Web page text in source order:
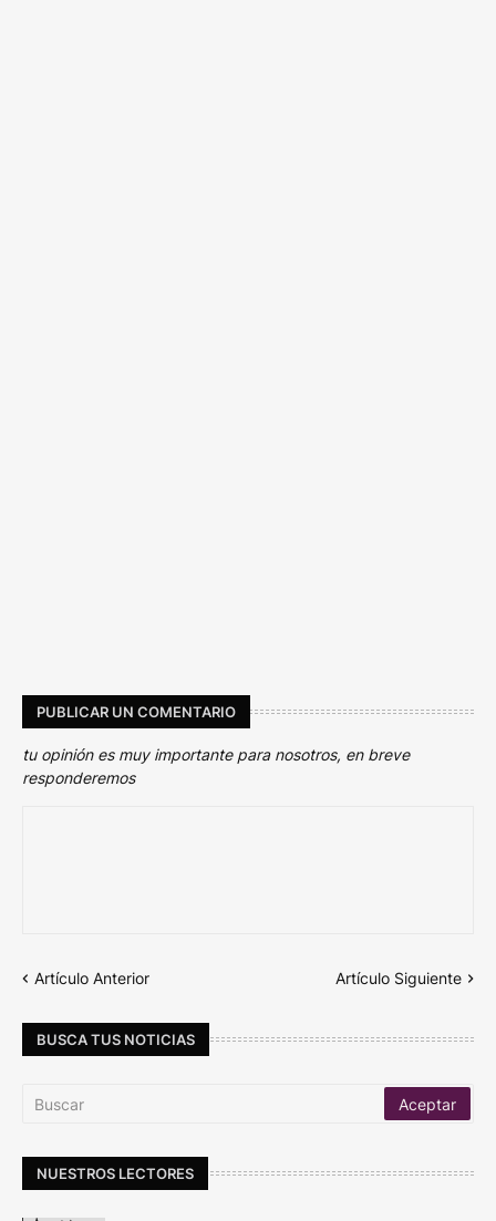
PUBLICAR UN COMENTARIO
tu opinión es muy importante para nosotros, en breve
responderemos
Artículo Anterior Artículo Siguiente
BUSCA TUS NOTICIAS
NUESTROS LECTORES